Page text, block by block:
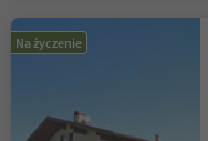
Na życzenie